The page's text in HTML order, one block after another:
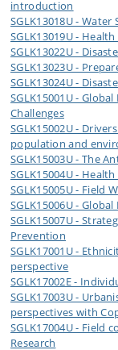
introduction
SGLK13018U -
SGLK13019U -
SGLK13022U -
SGLK13023U -
SGLK13024U -
SGLK15001U -
Challenges
SGLK15002U -
population and
SGLK15003U - The
SGLK15004U -
SGLK15005U - Field
SGLK15006U -
SGLK15007U -
Prevention
SGLK17001U -
perspective
SGLK17002E -
SGLK17003U -
perspectives with
SGLK17004U - Field
Research